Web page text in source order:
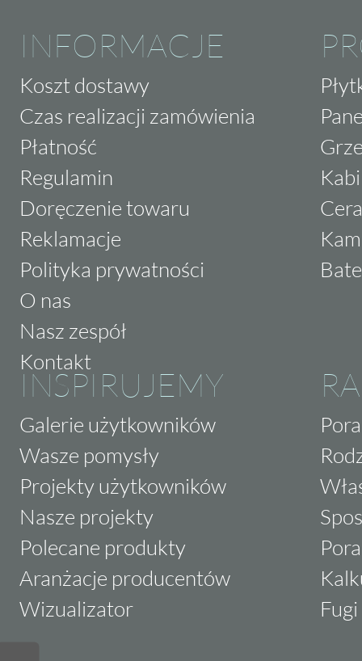
INFORMACJE
Koszt dostawy
Czas realizacji zamówienia
Płatność
Regulamin
Doręczenie towaru
Reklamacje
Polityka prywatności
O nas
Nasz zespół
Kontakt
INSPIRUJEMY
Galerie użytkowników
Wasze pomysły
Projekty użytkowników
Nasze projekty
Polecane produkty
Aranżacje producentów
Wizualizator